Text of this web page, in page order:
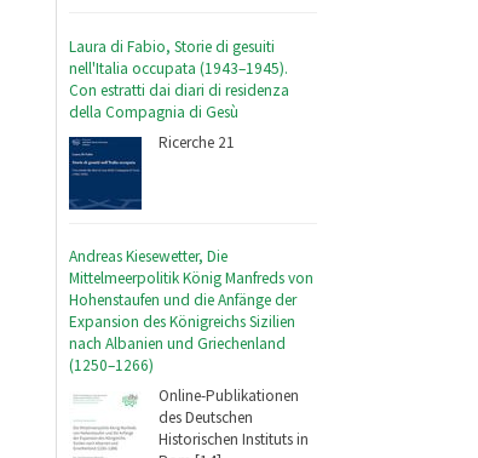
Laura di Fabio, Storie di gesuiti
nell'Italia occupata (1943–1945).
Con estratti dai diari di residenza
della Compagnia di Gesù
Ricerche 21
Andreas Kiesewetter, Die
Mittelmeerpolitik König Manfreds von
Hohenstaufen und die Anfänge der
Expansion des Königreichs Sizilien
nach Albanien und Griechenland
(1250–1266)
Online-Publikationen
des Deutschen
Historischen Instituts in